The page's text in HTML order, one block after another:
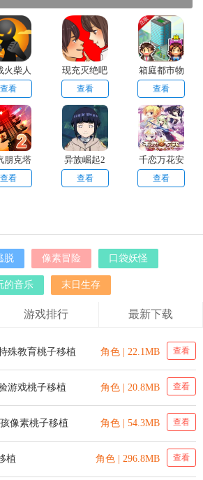
了一些桃子汉化组移植安卓rpg游戏推荐给大家，
玩家前来本站之中下载体验一番！
火柴人
2
查看
现充灭绝吧
查看
箱庭都市物
语
查看
朋克塔
防2
查看
异族崛起2
查看
千恋万花安
卓手机直装
查看
脱 像素冒险 口袋妖怪
的音乐 末日生存
游戏排行 最新下载
殊教育桃子移植 角色 | 22.1MB 查看
游戏桃子移植 角色 | 20.8MB 查看
像素桃子移植 角色 | 54.3MB 查看
植 角色 | 296.8MB 查看